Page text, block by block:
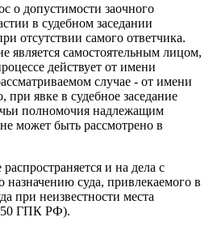
о допустимости заочного
в судебном заседании
отсутствии самого ответчика.
является самостоятельным лицом,
действует от имени
случае - от имени
при явке в судебное заседание
чьи полномочия надлежащим
может быть рассмотрено в
и на дела с
назначению суда, привлекаемого в
при неизвестности места
50 ГПК РФ).